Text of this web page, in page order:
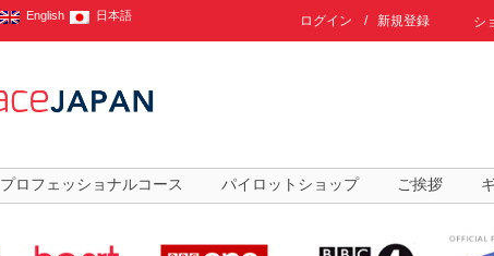
English 日本語 シ
ログイン / 新規登録
プロフェッショナルコース パイロットショップ ご挨拶